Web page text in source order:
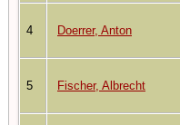
4 Doerrer, Anton
5 Fischer, Albrecht